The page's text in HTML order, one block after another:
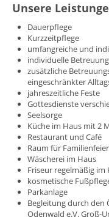
Unsere
Dauerpflege
Kurzzeitpflege
umfangreiche und
individuelle
zusätzliche
eingeschränkter
jahreszeitliche Feste
Gottesdienste
Seelsorge
Küche im Haus mit 2
Restaurant und Café
Raum für
Wäscherei im Haus
Friseur regelmäßig im
kosmetische
Parkanlage
Begleitung durch den
Odenwald e.V. Groß-